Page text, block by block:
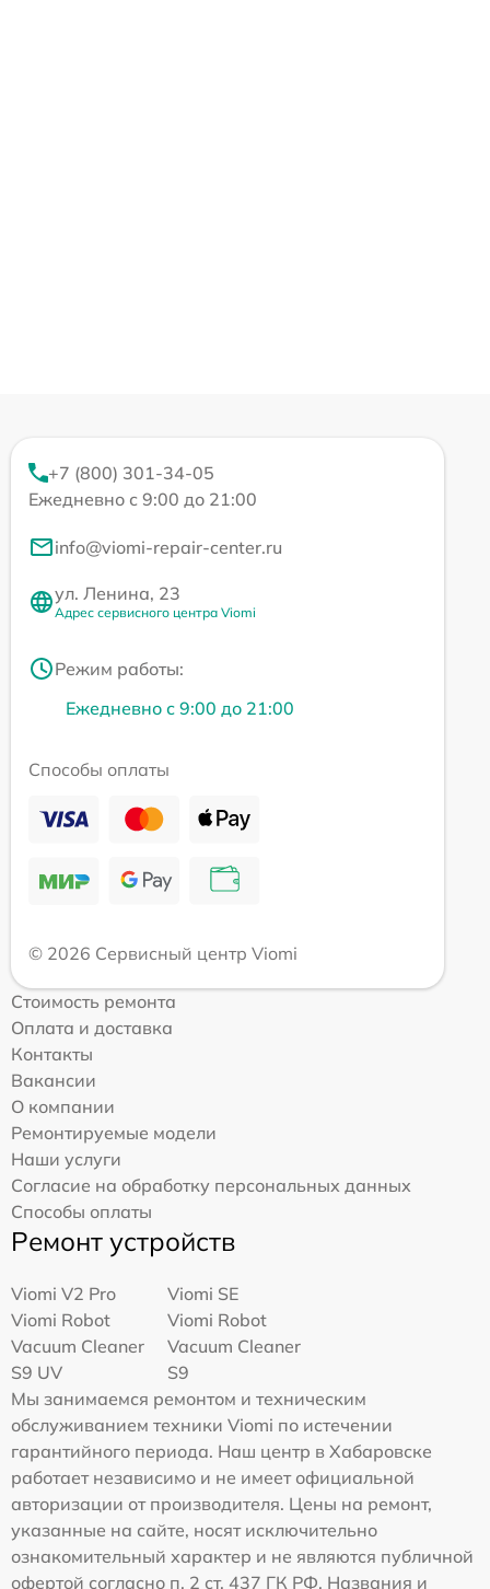
+7 (800) 301-34-05
Ежедневно с 9:00 до 21:00
info@viomi-repair-center.ru
ул. Ленина, 23
Адрес сервисного центра Viomi
Режим работы:
Ежедневно с 9:00 до 21:00
Способы оплаты
© 2026 Сервисный центр Viomi
Стоимость ремонта
Оплата и доставка
Контакты
Вакансии
О компании
Ремонтируемые модели
Наши услуги
Согласие на обработку персональных данных
Способы оплаты
Ремонт устройств
Viomi V2 Pro
Viomi SE
Viomi Robot
Vacuum Cleaner
S9 UV
Viomi Robot
Vacuum Cleaner
S9
Мы занимаемся ремонтом и техническим
обслуживанием техники Viomi по истечении
гарантийного периода. Наш центр в Хабаровске
работает независимо и не имеет официальной
авторизации от производителя. Цены на ремонт,
указанные на сайте, носят исключительно
ознакомительный характер и не являются публичной
офертой согласно п. 2 ст. 437 ГК РФ. Названия и